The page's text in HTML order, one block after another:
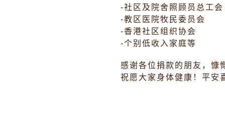
-社区及院舍照顾员总工会
-教区医院牧民委员会
-香港社区组织协会
-个别低收入家庭等
感谢各位捐款的朋友，慷
祝愿大家身体健康！平安